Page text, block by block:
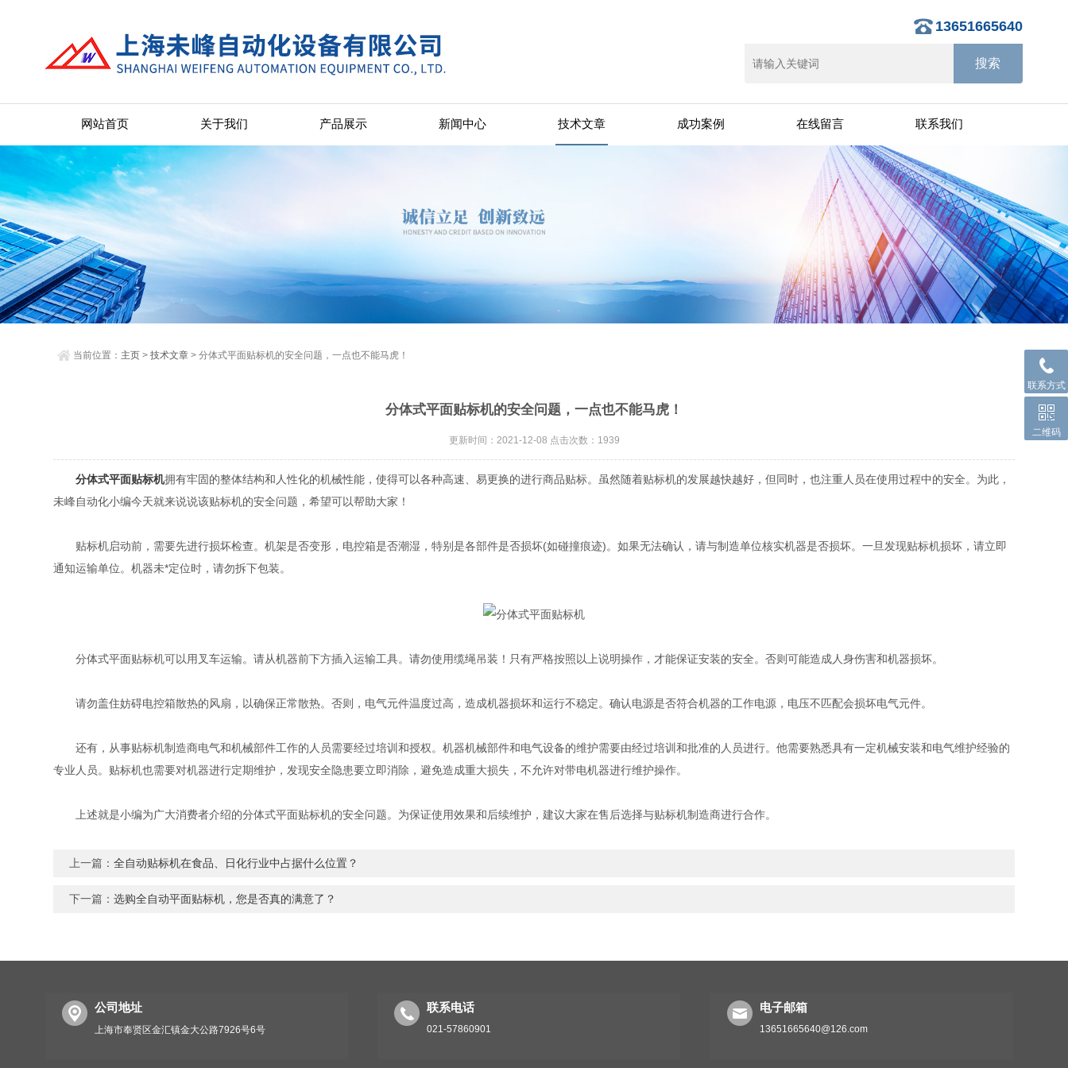
13651665640
网站首页 关于我们 产品展示 新闻中心 技术文章 成功案例 在线留言 联系我们
当前位置： 主页 >技术文章 > 分体式平面贴标机的安全问题，一点也不能马虎！
分体式平面贴标机的安全问题，一点也不能马虎！
更新时间：2021-12-08 点击次数：1939
分体式平面贴标机拥有牢固的整体结构和人性化的机械性能，使得可以各种高速、易更换的进行商品贴标。虽然随着贴标机的发展越快越好，但同时，也注重人员在使用过程中的安全。为此，
未峰自动化小编今天就来说说该贴标机的安全问题，希望可以帮助大家！
贴标机启动前，需要先进行损坏检查。机架是否变形，电控箱是否潮湿，特别是各部件是否损坏(如碰撞痕迹)。如果无法确认，请与制造单位核实机器是否损坏。一旦发现贴标机损坏，请立即
通知运输单位。机器未*定位时，请勿拆下包装。
分体式平面贴标机可以用叉车运输。请从机器前下方插入运输工具。请勿使用缆绳吊装！只有严格按照以上说明操作，才能保证安装的安全。否则可能造成人身伤害和机器损坏。
请勿盖住妨碍电控箱散热的风扇，以确保正常散热。否则，电气元件温度过高，造成机器损坏和运行不稳定。确认电源是否符合机器的工作电源，电压不匹配会损坏电气元件。
还有，从事贴标机制造商电气和机械部件工作的人员需要经过培训和授权。机器机械部件和电气设备的维护需要由经过培训和批准的人员进行。他需要熟悉具有一定机械安装和电气维护经验的
专业人员。贴标机也需要对机器进行定期维护，发现安全隐患要立即消除，避免造成重大损失，不允许对带电机器进行维护操作。
上述就是小编为广大消费者介绍的分体式平面贴标机的安全问题。为保证使用效果和后续维护，建议大家在售后选择与贴标机制造商进行合作。
上一篇：全自动贴标机在食品、日化行业中占据什么位置？
下一篇：选购全自动平面贴标机，您是否真的满意了？
公司地址
上海市奉贤区金汇镇金大公路7926号6号
联系电话
021-57860901
电子邮箱
13651665640@126.com
联系方式
二维码